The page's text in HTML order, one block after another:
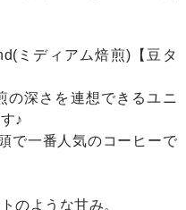
ミディアム焙煎)【豆タ
の深さを連想できるユニ
♪
で一番人気のコーヒーで
のような甘み。